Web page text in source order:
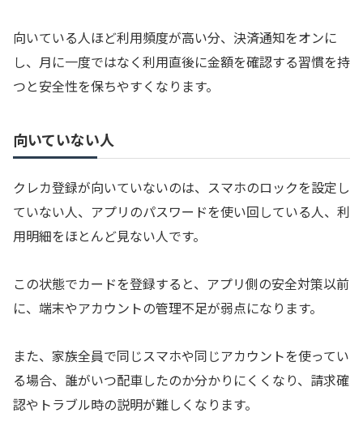
向いている人ほど利用頻度が高い分、決済通知をオンに
し、月に一度ではなく利用直後に金額を確認する習慣を持
つと安全性を保ちやすくなります。
向いていない人
クレカ登録が向いていないのは、スマホのロックを設定し
ていない人、アプリのパスワードを使い回している人、利
用明細をほとんど見ない人です。
この状態でカードを登録すると、アプリ側の安全対策以前
に、端末やアカウントの管理不足が弱点になります。
また、家族全員で同じスマホや同じアカウントを使ってい
る場合、誰がいつ配車したのか分かりにくくなり、請求確
認やトラブル時の説明が難しくなります。